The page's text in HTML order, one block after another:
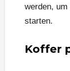
werden,
starten.
Koffer